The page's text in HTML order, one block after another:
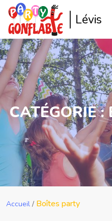
Lévis
CATÉGORIE :
Accueil / Boîtes party